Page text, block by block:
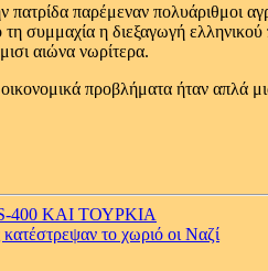
πατρίδα παρέμεναν πολυάριθμοι
τη συμμαχία η διεξαγωγή ελληνικού
αιώνα νωρίτερα.
οικονομικά προβλήματα ήταν απλά
400 ΚΑΙ ΤΟΥΡΚΙΑ
το χωριό οι Ναζί